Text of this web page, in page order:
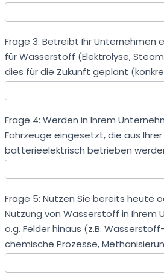
Frage 3: Betreibt Ihr Unternehmen
für Wasserstoff (Elektrolyse,
dies für die Zukunft geplant
Frage 4: Werden in Ihrem
Fahrzeuge eingesetzt, die aus
batterieelektrisch betrieben
Frage 5: Nutzen Sie bereits heute
Nutzung von Wasserstoff in Ihrem
o.g. Felder hinaus (z.B.
chemische Prozesse,